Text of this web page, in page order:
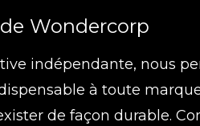
de Wondercorp
indépendante, nous
à toute
de façon durable.